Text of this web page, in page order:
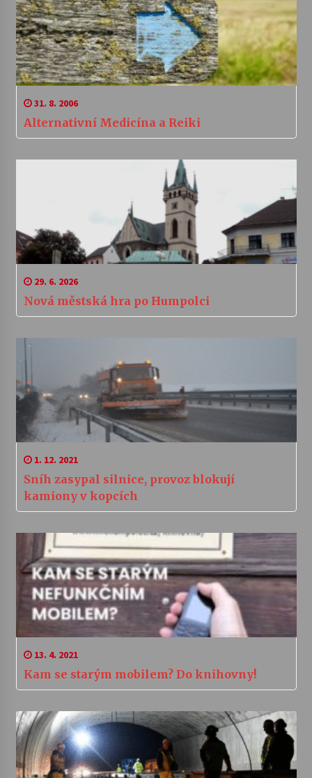
31. 8. 2006
Alternativní Medicína a Reiki
29. 6. 2026
Nová městská hra po Humpolci
1. 12. 2021
Sníh zasypal silnice, provoz blokují
kamiony v kopcích
13. 4. 2021
Kam se starým mobilem? Do knihovny!